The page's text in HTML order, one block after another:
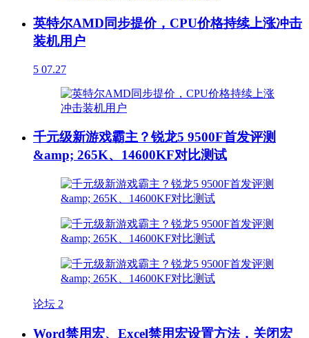
英特尔AMD同步提价，CPU价格持续上涨冲击
装机用户
5 07.27
千元级新游戏霸主？锐龙5 9500F首发评测
&amp; 265K、14600KF对比测试
论坛 2
Word禁用宏、Excel禁用宏设置方法，关闭宏